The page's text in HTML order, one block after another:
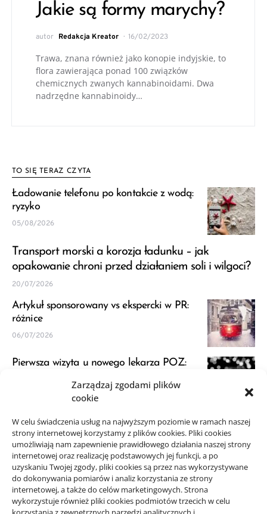
Zarządzaj zgodami plików
cookie
W celu świadczenia usług na najwyższym poziomie w ramach naszej
strony internetowej korzystamy z plików cookies. Pliki cookies
umożliwiają nam zapewnienie prawidłowego działania naszej strony
internetowej oraz realizację podstawowych jej funkcji, a po
uzyskaniu Twojej zgody, pliki cookies są przez nas wykorzystywane
do dokonywania pomiarów i analiz korzystania ze strony
internetowej, a także do celów marketingowych. Strona
wykorzystuje również pliki cookies podmiotów trzecich w celu
Jakie są formy marychy?
autor Redakcja Kreator 16/02/2023
Trawa, znana również jako konopie indyjskie, to
flora zawierająca ponad 100 związków
chemicznych zwanych kannabinoidami. Dwa
nadrzędne kannabinoidy…
TO SIĘ TERAZ CZYTA
Ładowanie telefonu po kontakcie z wodą:
ryzyko
05/08/2026
Transport morski a korozja ładunku – jak
opakowanie chroni przed działaniem soli i wilgoci?
20/07/2026
Artykuł sponsorowany vs ekspercki w PR:
różnice
06/07/2026
Pierwsza wizyta u nowego lekarza POZ:
JDG a VAT: kiedy zapytać księgową przed
startem
21/06/2026